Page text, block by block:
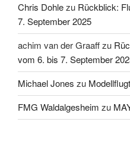
Chris Dohlezu Rückblick:
7. September 2025
achim van der Graaffzu
vom 6. bis 7. September
Michael Jones zu
FMG Waldalgesheim zu